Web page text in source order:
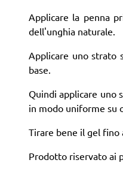
Applicare la penna
dell'unghia naturale.
Applicare uno strato
base.
Quindi applicare uno
in modo uniforme su
Tirare bene il gel fino
Prodotto riservato ai